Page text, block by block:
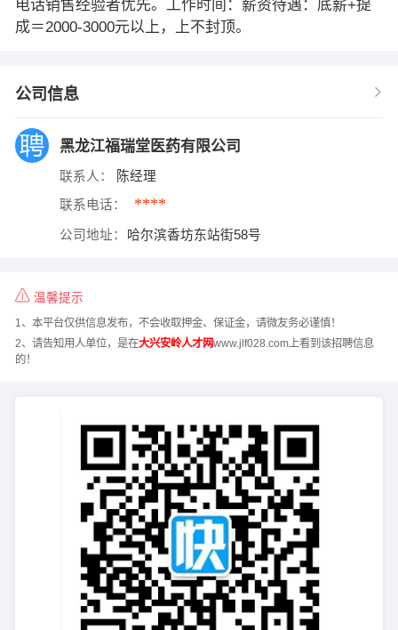
电话销售经验者优先。工作时间：薪资待遇：底薪+提
成＝2000-3000元以上，上不封顶。
公司信息
黑龙江福瑞堂医药有限公司
联系人： 陈经理
联系电话： ****
公司地址： 哈尔滨香坊东站街58号
温馨提示
1、本平台仅供信息发布，不会收取押金、保证金，请微友务必谨慎！
2、请告知用人单位，是在大兴安岭人才网www.jlf028.com上看到该招聘信息
的！